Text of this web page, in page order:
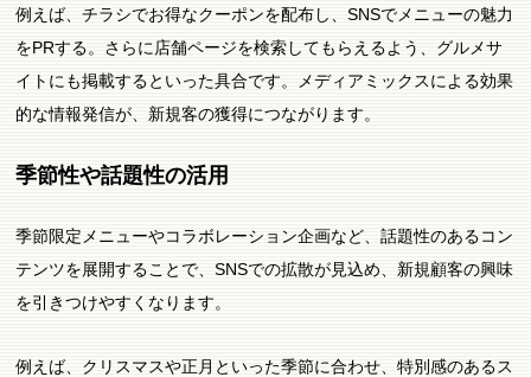
例えば、チラシでお得なクーポンを配布し、SNSでメニューの魅力
をPRする。さらに店舗ページを検索してもらえるよう、グルメサ
イトにも掲載するといった具合です。メディアミックスによる効果
的な情報発信が、新規客の獲得につながります。
季節性や話題性の活用
季節限定メニューやコラボレーション企画など、話題性のあるコン
テンツを展開することで、SNSでの拡散が見込め、新規顧客の興味
を引きつけやすくなります。
例えば、クリスマスや正月といった季節に合わせ、特別感のあるス